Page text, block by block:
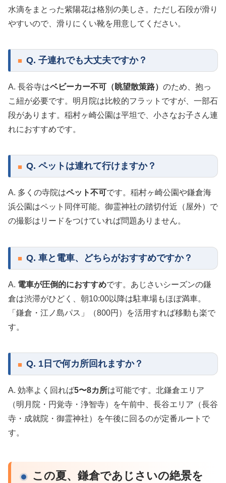
水滴をまとった紫陽花は格別の美しさ。ただし石段が滑り
やすいので、滑りにくい靴を用意してください。
Q. 子連れでも大丈夫ですか？
A. 長谷寺はベビーカー不可（眺望散策路） のため、抱っ
こ紐が必要です。明月院は比較的フラットですが、一部石
段があります。稲村ヶ崎公園は平坦で、小さなお子さん連
れにおすすめです。
Q. ペットは連れて行けますか？
A. 多くの寺院はペット不可 です。稲村ヶ崎公園や鎌倉海
浜公園はペット同伴可能。御霊神社の踏切付近（屋外）で
の撮影はリードをつけていれば問題ありません。
Q. 車と電車、どちらがおすすめですか？
A. 電車が圧倒的におすすめです。あじさいシーズンの鎌
倉は渋滞がひどく、朝10:00以降は駐車場もほぼ満車。
「鎌倉・江ノ島パス」（800円）を活用すれば移動も楽で
す。
Q. 1日で何カ所回れますか？
A. 効率よく回れば5〜8カ所は可能です。北鎌倉エリア
（明月院・円覚寺・浄智寺）を午前中、長谷エリア（長谷
寺・成就院・御霊神社）を午後に回るのが定番ルートで
す。
この夏、鎌倉であじさいの絶景を